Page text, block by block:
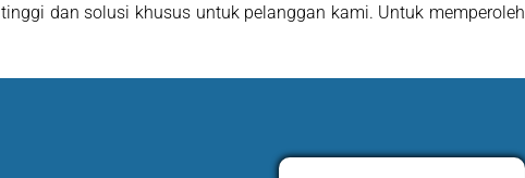
dan solusi khusus untuk pelanggan kami. Untuk memperoleh